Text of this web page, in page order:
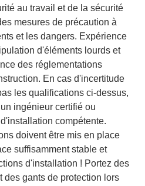
au travail et de la sécurité
mesures de précaution à
et les dangers. Expérience
d'éléments lourds et
des réglementations
En cas d'incertitude
les qualifications ci-dessus,
ingénieur certifié ou
compétente.
doivent être mis en place
suffisamment stable et
d'installation ! Portez des
des gants de protection lors